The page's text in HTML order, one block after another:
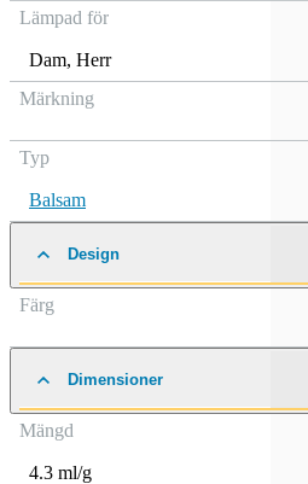
Lämpad för
Dam, Herr
Märkning
Typ
Balsam
Design
Färg
Dimensioner
Mängd
4.3 ml/g